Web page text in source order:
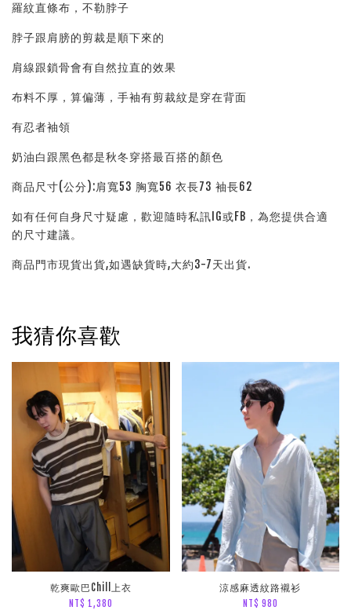
羅紋直條布，不勒脖子
脖子跟肩膀的剪裁是順下來的
肩線跟鎖骨會有自然拉直的效果
布料不厚，算偏薄，手袖有剪裁紋是穿在背面
有忍者袖領
奶油白跟黑色都是秋冬穿搭最百搭的顏色
商品尺寸(公分):肩寬53 胸寬56 衣長73 袖長62
如有任何自身尺寸疑慮，歡迎隨時私訊IG或FB，為您提供合適
的尺寸建議。
商品門市現貨出貨,如遇缺貨時,大約3-7天出貨.
我猜你喜歡
乾爽歐巴Chill上衣
NT$ 1,380
涼感麻透紋路襯衫
NT$ 980